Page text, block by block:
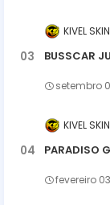
KIVEL
BUSSCAR
setembro
KIVEL
PARADISO
fevereiro